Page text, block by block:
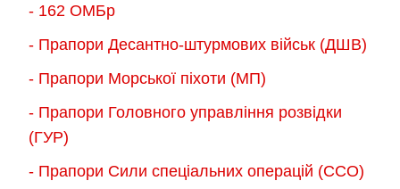
- 162 ОМБр
- Прапори Десантно-штурмових військ (ДШВ)
- Прапори Морської піхоти (МП)
- Прапори Головного управління розвідки
(ГУР)
- Прапори Сили спеціальних операцій (ССО)